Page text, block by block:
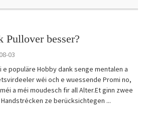
Pullover besser?
03
populäre Hobby dank senge mentalen a
wéi och e wuessende Promi no,
a méi moudesch fir all Alter.Et ginn zwee
ze berücksichtegen ...